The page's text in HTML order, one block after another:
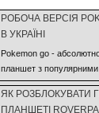
РОБОЧА ВЕРСІЯ
В УКРАЇНІ
Pokemon go -
планшет з
ЯК РОЗБЛОКУВАТИ
ПЛАНШЕТІ